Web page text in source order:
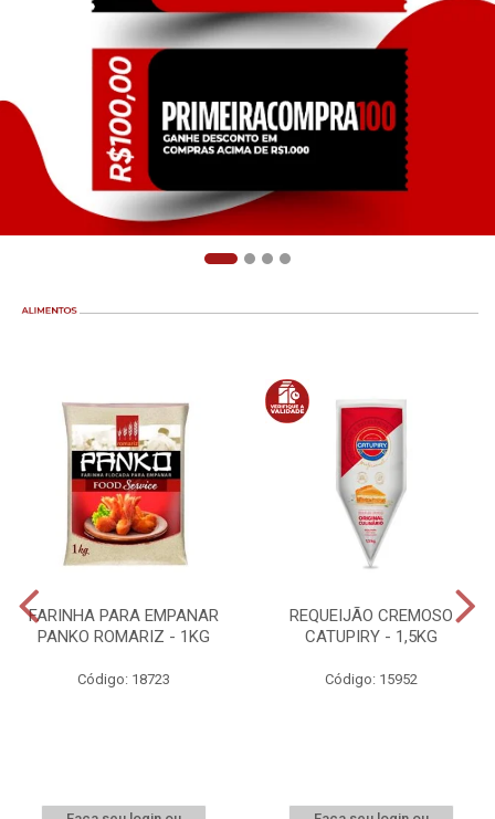
FARINHA PARA EMPANAR
PANKO ROMARIZ - 1KG
Código: 18723
REQUEIJÃO CREMOSO
CATUPIRY - 1,5KG
Código: 15952